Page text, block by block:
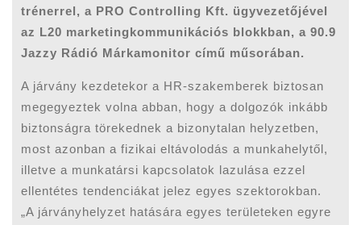
trénerrel, a PRO Controlling Kft. ügyvezetőjével
az L20 marketingkommunikációs blokkban, a 90.9
Jazzy Rádió Márkamonitor című műsorában.
A járvány kezdetekor a HR-szakemberek biztosan
megegyeztek volna abban, hogy a dolgozók inkább
biztonságra törekednek a bizonytalan helyzetben,
most azonban a fizikai eltávolodás a munkahelytől,
illetve a munkatársi kapcsolatok lazulása ezzel
ellentétes tendenciákat jelez egyes szektorokban.
„A járványhelyzet hatására egyes területeken egyre